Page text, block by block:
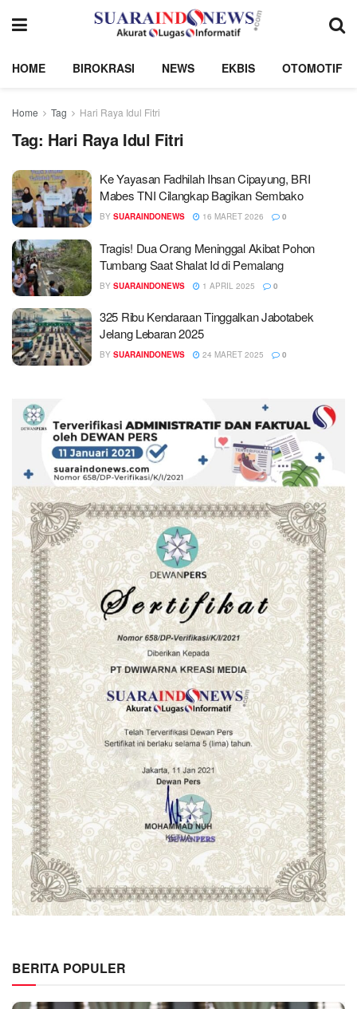
HOME BIROKRASI NEWS EKBIS OTOMOTIF
Home Tag Hari Raya Idul Fitri
Tag: Hari Raya Idul Fitri
Ke Yayasan Fadhilah Ihsan Cipayung, BRI
Mabes TNI Cilangkap Bagikan Sembako
BY SUARAINDONEWS 16 MARET 2026 0
Tragis! Dua Orang Meninggal Akibat Pohon
Tumbang Saat Shalat Id di Pemalang
BY SUARAINDONEWS 1 APRIL 2025 0
325 Ribu Kendaraan Tinggalkan Jabotabek
Jelang Lebaran 2025
BY SUARAINDONEWS 24 MARET 2025 0
BERITA POPULER